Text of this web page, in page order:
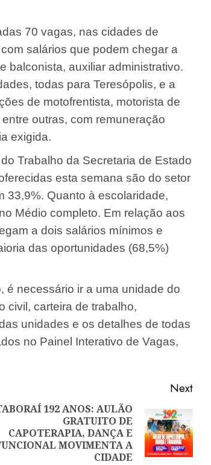
70 vagas, nas cidades de
salários que podem chegar a
balconista, auxiliar administrativo.
todas para Teresópolis, e a
de motofrentista, motorista de
outras, com remuneração
exigida.
Trabalho da Secretaria de Estado
esta semana são do setor
33,9%. Quanto à escolaridade,
Médio completo. Em relação aos
a dois salários mínimos e
das oportunidades (68,5%)
é necessário ir a uma unidade do
civil, carteira de trabalho,
unidades e os detalhes de todas
no Painel Interativo de Vagas,
Next
192 ANOS: AULÃO
GRATUITO DE
CAPOTERAPIA, DANÇA E
MOVIMENTA A
CIDADE